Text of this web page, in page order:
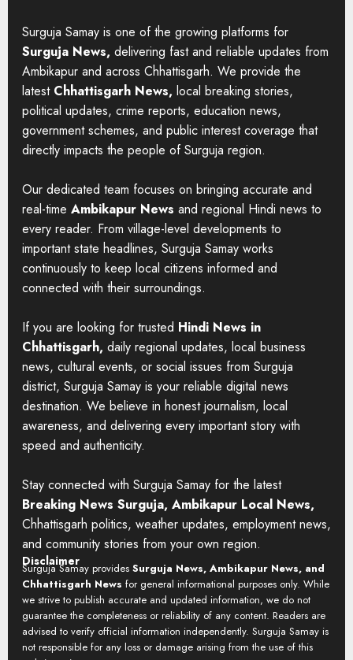
Surguja Samay is one of the growing platforms for
Surguja News, delivering fast and reliable updates from
Ambikapur and across Chhattisgarh. We provide the
latest Chhattisgarh News, local breaking stories,
political updates, crime reports, education news,
government schemes, and public interest coverage that
directly impacts the people of Surguja region.
Our dedicated team focuses on bringing accurate and
real-time Ambikapur News and regional Hindi news to
every reader. From village-level developments to
important state headlines, Surguja Samay works
continuously to keep local citizens informed and
connected with their surroundings.
If you are looking for trusted Hindi News in
Chhattisgarh, daily regional updates, local business
news, cultural events, or social issues from Surguja
district, Surguja Samay is your reliable digital news
destination. We believe in honest journalism, local
awareness, and delivering every important story with
speed and authenticity.
Stay connected with Surguja Samay for the latest
Breaking News Surguja, Ambikapur Local News,
Chhattisgarh politics, weather updates, employment news,
and community stories from your own region.
Disclaimer
Surguja Samay provides Surguja News, Ambikapur News, and
Chhattisgarh News for general informational purposes only. While
we strive to publish accurate and updated information, we do not
guarantee the completeness or reliability of any content. Readers are
advised to verify official information independently. Surguja Samay is
not responsible for any loss or damage arising from the use of this